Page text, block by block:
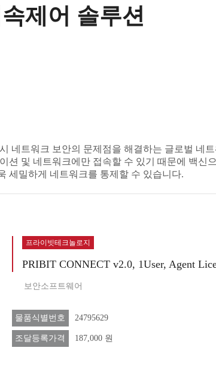
제어 솔루션
네트워크 보안의 문제점을 해결하는 글로벌 네
션 및 네트워크에만 접속할 수 있기 때문에 백신
세밀하게 네트워크를 통제할 수 있습니다.
프라이빗테크놀로지
PRIBIT CONNECT v2.0, 1User, Agent
보안소프트웨어
물품식별번호 24795629
조달등록가격 187,000 원